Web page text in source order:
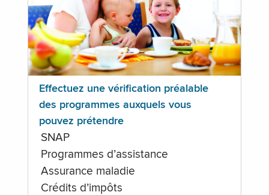
Effectuez une vérification préalable
des programmes auxquels vous
pouvez prétendre
SNAP
Programmes d’assistance
Assurance maladie
Crédits d’impôts